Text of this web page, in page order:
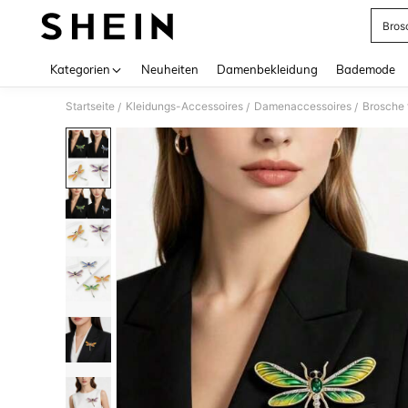
Kategorien Neuheiten Damenbekleidung Bademode
Startseite / Kleidungs-Accessoires / Damenaccessoires / Brosche